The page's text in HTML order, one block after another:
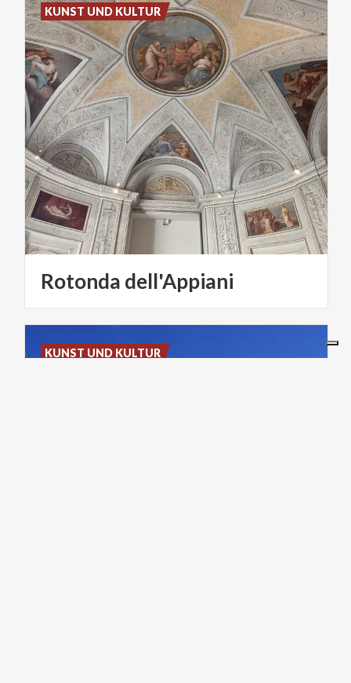
Rotonda dell'Appiani
KUNST UND KULTUR
KUNST UND KULTUR